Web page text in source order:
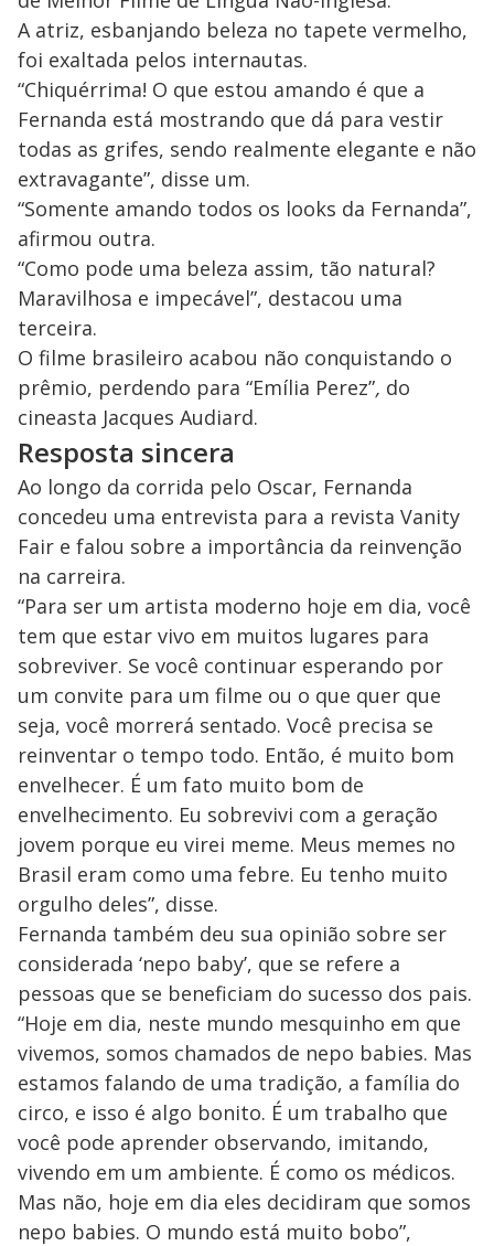
A atriz, esbanjando beleza no tapete vermelho,
foi exaltada pelos internautas.
“Chiquérrima! O que estou amando é que a
Fernanda está mostrando que dá para vestir
todas as grifes, sendo realmente elegante e não
extravagante”, disse um.
“Somente amando todos os looks da Fernanda”,
afirmou outra.
“Como pode uma beleza assim, tão natural?
Maravilhosa e impecável”, destacou uma
terceira.
O filme brasileiro acabou não conquistando o
prêmio, perdendo para “Emília Perez”, do
cineasta Jacques Audiard.
Resposta sincera
Ao longo da corrida pelo Oscar, Fernanda
concedeu uma entrevista para a revista Vanity
Fair e falou sobre a importância da reinvenção
na carreira.
“Para ser um artista moderno hoje em dia, você
tem que estar vivo em muitos lugares para
sobreviver. Se você continuar esperando por
um convite para um filme ou o que quer que
seja, você morrerá sentado. Você precisa se
reinventar o tempo todo. Então, é muito bom
envelhecer. É um fato muito bom de
envelhecimento. Eu sobrevivi com a geração
jovem porque eu virei meme. Meus memes no
Brasil eram como uma febre. Eu tenho muito
orgulho deles”, disse.
Fernanda também deu sua opinião sobre ser
considerada ‘nepo baby’, que se refere a
pessoas que se beneficiam do sucesso dos pais.
“Hoje em dia, neste mundo mesquinho em que
vivemos, somos chamados de nepo babies. Mas
estamos falando de uma tradição, a família do
circo, e isso é algo bonito. É um trabalho que
você pode aprender observando, imitando,
vivendo em um ambiente. É como os médicos.
Mas não, hoje em dia eles decidiram que somos
nepo babies. O mundo está muito bobo”,